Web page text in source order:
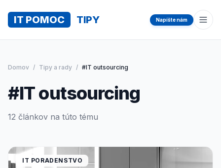
IT POMOC TIPY Napíšte nám
Domov / Tipy a rady / #IT outsourcing
#IT outsourcing
12 článkov na túto tému
IT PORADENSTVO